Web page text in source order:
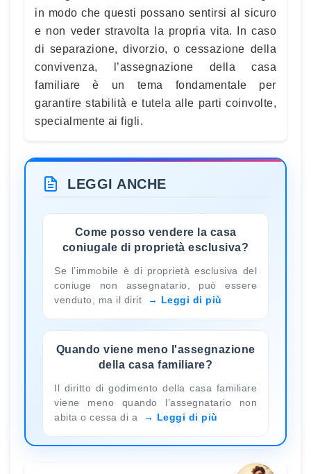
in modo che questi possano sentirsi al sicuro
e non veder stravolta la propria vita. In caso
di separazione, divorzio, o cessazione della
convivenza, l’assegnazione della casa
familiare è un tema fondamentale per
garantire stabilità e tutela alle parti coinvolte,
specialmente ai figli.
LEGGI ANCHE
Come posso vendere la casa
coniugale di proprietà esclusiva?
Se l’immobile è di proprietà esclusiva del
coniuge non assegnatario, può essere
venduto, ma il dirit
Leggi di più
Quando viene meno l'assegnazione
della casa familiare?
Il diritto di godimento della casa familiare
viene meno quando l’assegnatario non
abita o cessa di a
Leggi di più